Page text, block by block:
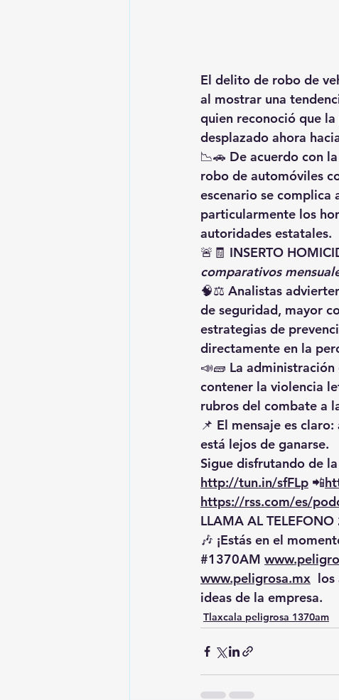
El delito de robo de
al mostrar una
quien reconoció que la
desplazado ahora
📉🚗 De acuerdo con
robo de automóviles
escenario se
particularmente los
autoridades estatales.
🚨🧾 INSERTO
comparativos
🧠⚖️ Analistas
de seguridad, mayor
estrategias de
directamente en la
📣🧱 La
contener la violencia
rubros del combate a
📌 El mensaje es
está lejos de ganarse.
Sigue disfrutando de
http://tun.in/sfFLp 📲
https://rss.com/es/
LLAMA AL
🎶 ¡Estás en el
#1370AM
www.peligrosa.mx los
ideas de la empresa.
Tlaxcala peligrosa 1370am